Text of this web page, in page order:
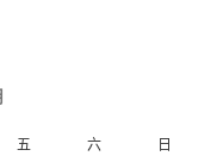
五 六 日